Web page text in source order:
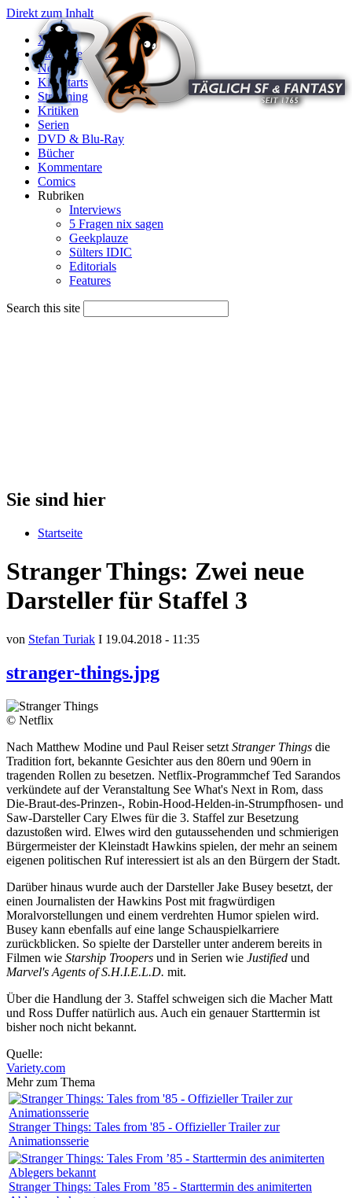
Direkt zum Inhalt
X
Startseite
News
Kinostarts
Streaming
Kritiken
Serien
DVD & Blu-Ray
Bücher
Kommentare
Comics
Rubriken
Interviews
5 Fragen nix sagen
Geekplauze
Sülters IDIC
Editorials
Features
Search this site
Sie sind hier
Startseite
Stranger Things: Zwei neue
Darsteller für Staffel 3
von Stefan Turiak I 19.04.2018 - 11:35
stranger-things.jpg
© Netflix
Nach Matthew Modine und Paul Reiser setzt Stranger Things die
Tradition fort, bekannte Gesichter aus den 80ern und 90ern in
tragenden Rollen zu besetzen. Netflix-Programmchef Ted Sarandos
verkündete auf der Veranstaltung See What's Next in Rom, dass
Die-Braut-des-Prinzen-, Robin-Hood-Helden-in-Strumpfhosen- und
Saw-Darsteller Cary Elwes für die 3. Staffel zur Besetzung
dazustoßen wird. Elwes wird den gutaussehenden und schmierigen
Bürgermeister der Kleinstadt Hawkins spielen, der mehr an seinem
eigenen politischen Ruf interessiert ist als an den Bürgern der Stadt.
Darüber hinaus wurde auch der Darsteller Jake Busey besetzt, der
einen Journalisten der Hawkins Post mit fragwürdigen
Moralvorstellungen und einem verdrehten Humor spielen wird.
Busey kann ebenfalls auf eine lange Schauspielkarriere
zurückblicken. So spielte der Darsteller unter anderem bereits in
Filmen wie Starship Troopers und in Serien wie Justified und
Marvel's Agents of S.H.I.E.L.D. mit.
Über die Handlung der 3. Staffel schweigen sich die Macher Matt
und Ross Duffer natürlich aus. Auch ein genauer Starttermin ist
bisher noch nicht bekannt.
Quelle:
Variety.com
Mehr zum Thema
Stranger Things: Tales from '85 - Offizieller Trailer zur
Animationsserie
Stranger Things: Tales From ’85 - Starttermin des animiterten